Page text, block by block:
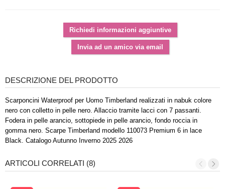
DESCRIZIONE DEL PRODOTTO
Scarponcini Waterproof per Uomo Timberland realizzati in nabuk colore
nero con colletto in pelle nero. Allaccio tramite lacci con 7 passanti.
Fodera in pelle arancio, sottopiede in pelle arancio, fondo roccia in
gomma nero. Scarpe Timberland modello 110073 Premium 6 in lace
Black. Catalogo Autunno Inverno 2025 2026
ARTICOLI CORRELATI (8)